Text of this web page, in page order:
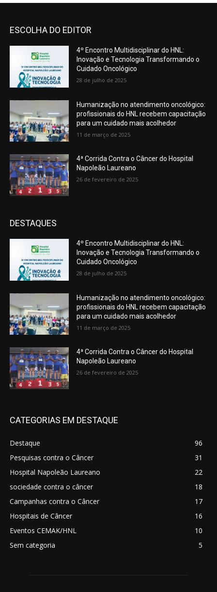
ESCOLHA DO EDITOR
4º Encontro Multidisciplinar do HNL:
Inovação e Tecnologia Transformando o
Cuidado Oncológico
28 de julho de 2025
Humanização no atendimento oncológico:
profissionais do HNL recebem capacitação
para um cuidado mais acolhedor
11 de março de 2025
4ª Corrida Contra o Câncer do Hospital
Napoleão Laureano
26 de fevereiro de 2025
DESTAQUES
4º Encontro Multidisciplinar do HNL:
Inovação e Tecnologia Transformando o
Cuidado Oncológico
28 de julho de 2025
Humanização no atendimento oncológico:
profissionais do HNL recebem capacitação
para um cuidado mais acolhedor
11 de março de 2025
4ª Corrida Contra o Câncer do Hospital
Napoleão Laureano
26 de fevereiro de 2025
CATEGORIAS EM DESTAQUE
Destaque
96
Pesquisas contra o Câncer
31
Hospital Napoleão Laureano
22
sociedade contra o câncer
18
Campanhas contra o Câncer
17
Hospitais de Câncer
16
Eventos CEMAK/HNL
10
Sem categoria
5